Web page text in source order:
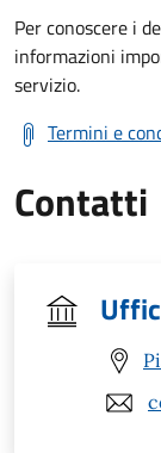
Per conoscere i
informazioni
servizio.
Termini e
Contatti